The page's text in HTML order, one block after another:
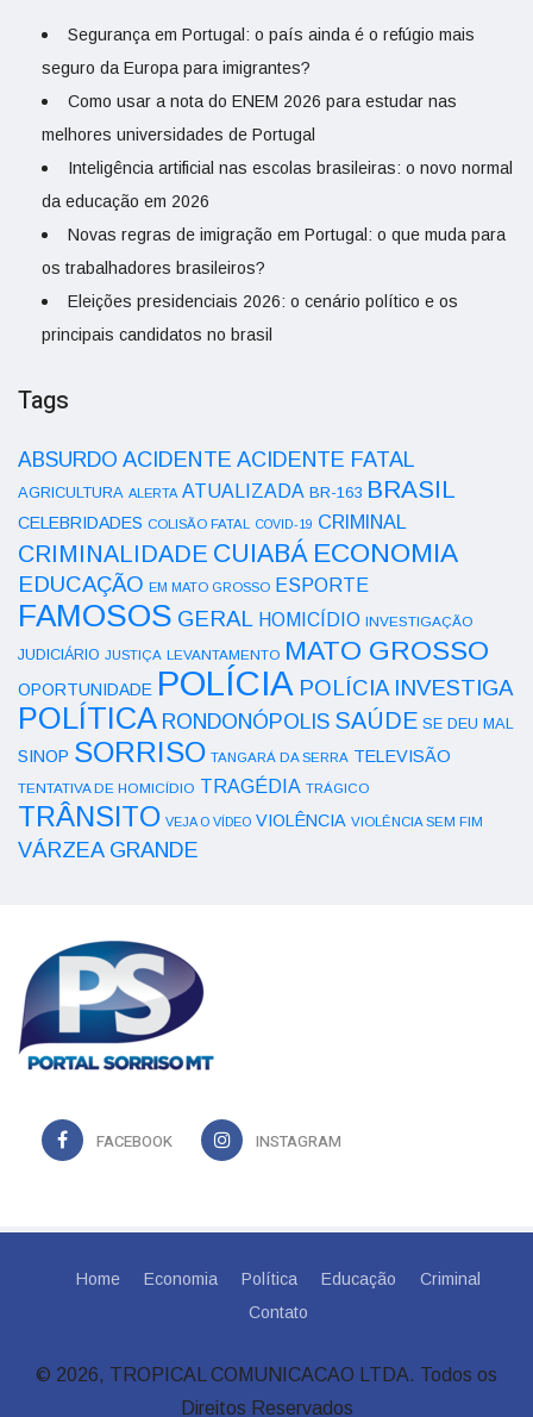
Segurança em Portugal: o país ainda é o refúgio mais
seguro da Europa para imigrantes?
Como usar a nota do ENEM 2026 para estudar nas
melhores universidades de Portugal
Inteligência artificial nas escolas brasileiras: o novo normal
da educação em 2026
Novas regras de imigração em Portugal: o que muda para
os trabalhadores brasileiros?
Eleições presidenciais 2026: o cenário político e os
principais candidatos no brasil
Tags
ABSURDO ACIDENTE ACIDENTE FATAL
AGRICULTURA ALERTA ATUALIZADA BR-163 BRASIL
CELEBRIDADES COLISÃO FATAL COVID-19 CRIMINAL
CRIMINALIDADE CUIABÁ ECONOMIA
EDUCAÇÃO EM MATO GROSSO ESPORTE
FAMOSOS GERAL HOMICÍDIO INVESTIGAÇÃO
JUDICIÁRIO JUSTIÇA LEVANTAMENTO MATO GROSSO
OPORTUNIDADE POLÍCIA POLÍCIA INVESTIGA
POLÍTICA RONDONÓPOLIS SAÚDE SE DEU MAL
SINOP SORRISO TANGARÁ DA SERRA TELEVISÃO
TENTATIVA DE HOMICÍDIO TRAGÉDIA TRÁGICO
TRÂNSITO VEJA O VÍDEO VIOLÊNCIA VIOLÊNCIA SEM FIM
VÁRZEA GRANDE
FACEBOOK INSTAGRAM
Home Economia Política Educação
Criminal
Contato
© 2026, TROPICAL COMUNICACAO LTDA. Todos os
Direitos Reservados